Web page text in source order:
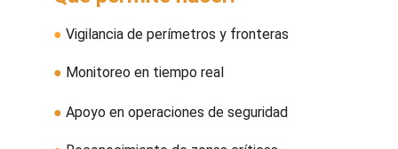
● Vigilancia de perímetros y fronteras
● Monitoreo en tiempo real
● Apoyo en operaciones de seguridad